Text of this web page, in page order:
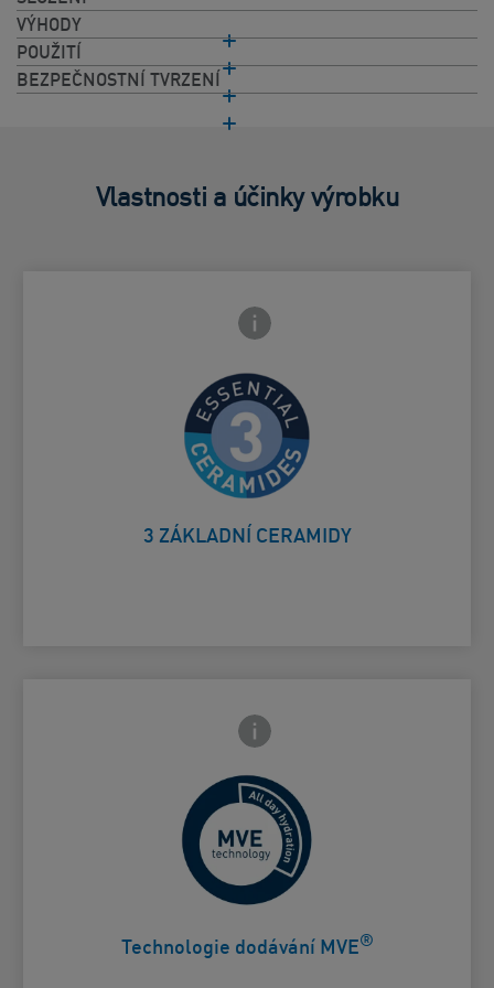
VÝHODY
POUŽITÍ
BEZPEČNOSTNÍ TVRZENÍ
Vlastnosti a účinky výrobku
Ikona zavření přední strany
3 ZÁKLADNÍ CERAMIDY
Pomáhá chránit přirozenou kožní
bariéru
Ikona zavření přední strany
Technologie dodávání MVE®
Řízené uvolňování pro celodenní
hydrataci